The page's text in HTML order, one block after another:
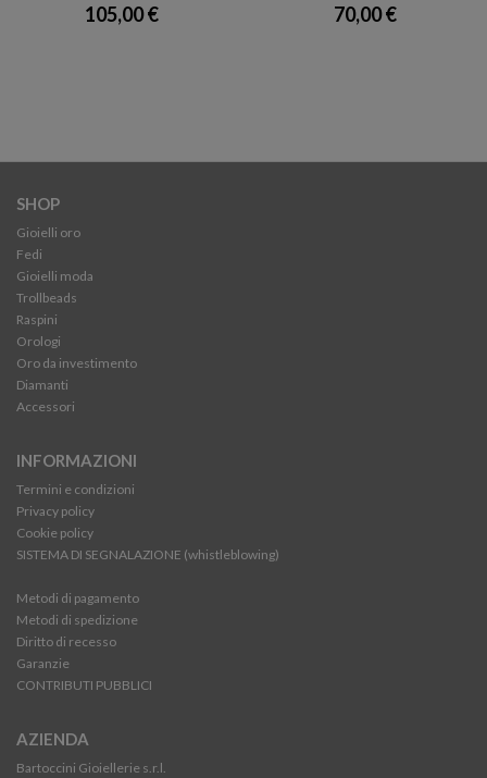
105,00 € 70,00 €
SHOP
Gioielli oro
Fedi
Gioielli moda
Trollbeads
Raspini
Orologi
Oro da investimento
Diamanti
Accessori
INFORMAZIONI
Termini e condizioni
Privacy policy
Cookie policy
SISTEMA DI SEGNALAZIONE (whistleblowing)
Metodi di pagamento
Metodi di spedizione
Diritto di recesso
Garanzie
CONTRIBUTI PUBBLICI
AZIENDA
Bartoccini Gioiellerie s.r.l.